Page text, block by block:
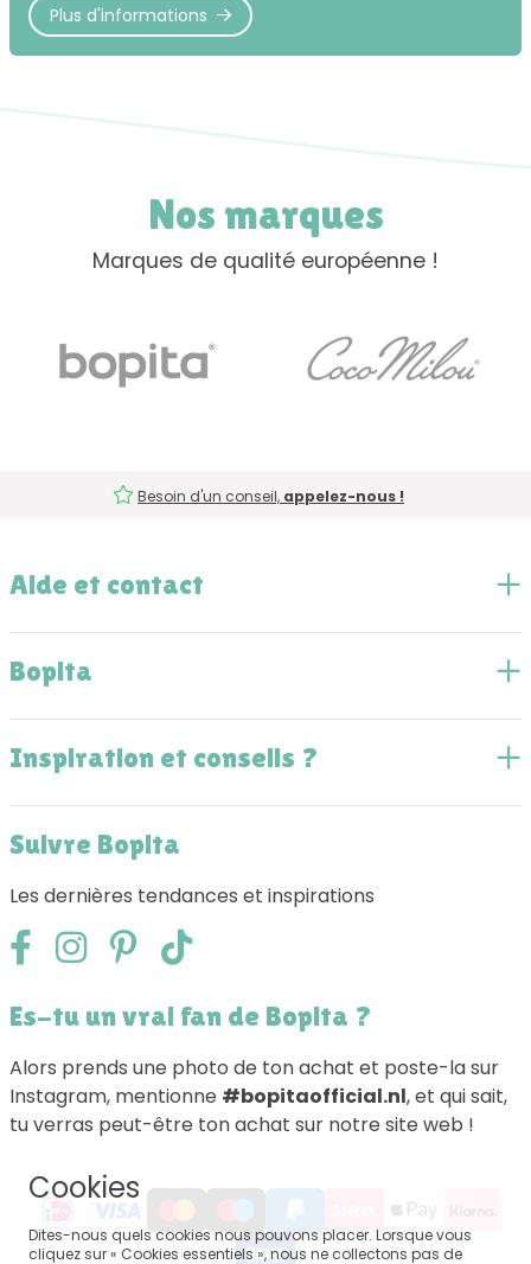
Plus d'informations
Nos marques
Marques de qualité européenne !
Besoin d'un conseil, appelez-nous !
Aide et contact
Bopita
Inspiration et conseils ?
Suivre Bopita
Les dernières tendances et inspirations
Es-tu un vrai fan de Bopita ?
Alors prends une photo de ton achat et poste-la sur
Instagram, mentionne #bopitaofficial.nl, et qui sait,
tu verras peut-être ton achat sur notre site web !
Cookies
Dites-nous quels cookies nous pouvons placer. Lorsque vous
cliquez sur « Cookies essentiels », nous ne collectons pas de